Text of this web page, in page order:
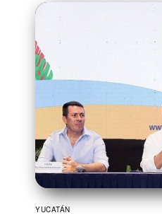
YUCATÁN